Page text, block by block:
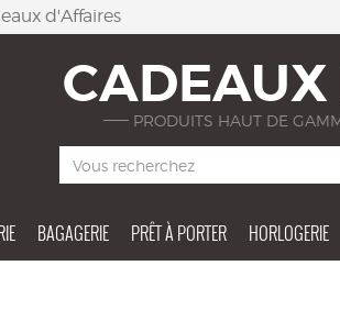
d'Affaires
PRODUITS HAUT DE
BAGAGERIE PRÊT À PORTER HORLOGERIE